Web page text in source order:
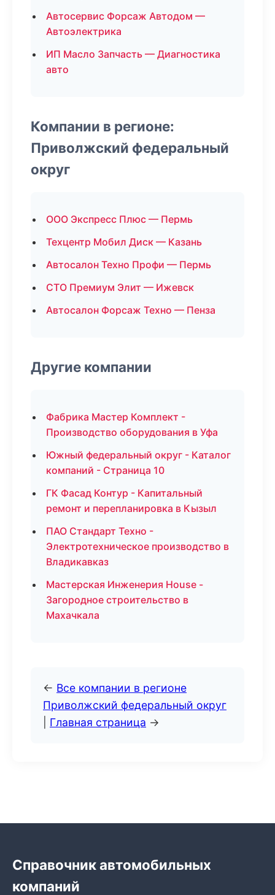
Автосервис Форсаж Автодом —
Автоэлектрика
ИП Масло Запчасть — Диагностика
авто
Компании в регионе:
Приволжский федеральный
округ
ООО Экспресс Плюс — Пермь
Техцентр Мобил Диск — Казань
Автосалон Техно Профи — Пермь
СТО Премиум Элит — Ижевск
Автосалон Форсаж Техно — Пенза
Другие компании
Фабрика Мастер Комплект -
Производство оборудования в Уфа
Южный федеральный округ - Каталог
компаний - Страница 10
ГК Фасад Контур - Капитальный
ремонт и перепланировка в Кызыл
ПАО Стандарт Техно -
Электротехническое производство в
Владикавказ
Мастерская Инженерия House -
Загородное строительство в
Махачкала
← Все компании в регионе
Приволжский федеральный округ
Главная страница →
Справочник автомобильных
компаний